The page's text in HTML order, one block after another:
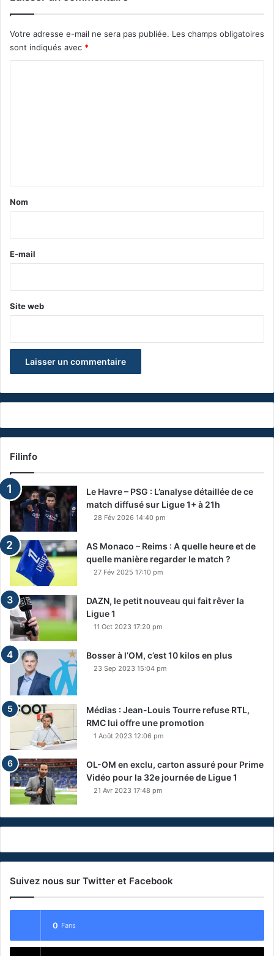
Votre adresse e-mail ne sera pas publiée. Les champs obligatoires
sont indiqués avec *
a
e
Nom
E-mail
Site web
Filinfo
Le Havre – PSG : L’analyse détaillée de ce
match diffusé sur Ligue 1+ à 21h
28 Fév 2026 14:40 pm
AS Monaco – Reims : A quelle heure et de
quelle manière regarder le match ?
27 Fév 2025 17:10 pm
DAZN, le petit nouveau qui fait rêver la
Ligue 1
11 Oct 2023 17:20 pm
Bosser à l’OM, c’est 10 kilos en plus
23 Sep 2023 15:04 pm
Médias : Jean-Louis Tourre refuse RTL,
RMC lui offre une promotion
1 Août 2023 12:06 pm
OL-OM en exclu, carton assuré pour Prime
Vidéo pour la 32e journée de Ligue 1
21 Avr 2023 17:48 pm
Suivez nous sur Twitter et Facebook
0 Fans